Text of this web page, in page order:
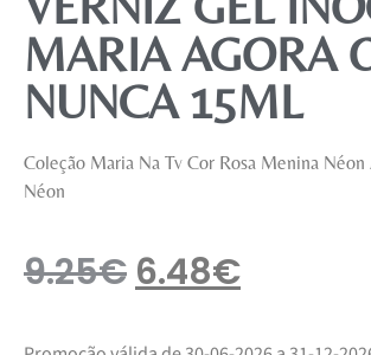
MARIA AGORA
NUNCA 15ML
Coleção Maria Na Tv Cor Rosa Menina Néon
Néon
9.25€ 6.48€